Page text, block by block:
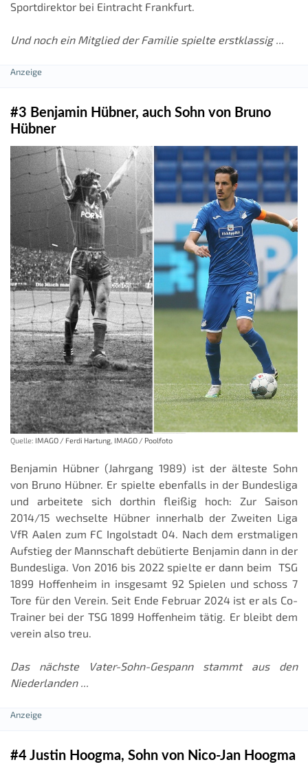
Sportdirektor bei Eintracht Frankfurt.
Und noch ein Mitglied der Familie spielte erstklassig ...
#3 Benjamin Hübner, auch Sohn von Bruno
Hübner
Quelle: IMAGO / Ferdi Hartung, IMAGO / Poolfoto
Benjamin Hübner (Jahrgang 1989) ist der älteste Sohn
von Bruno Hübner. Er spielte ebenfalls in der Bundesliga
und arbeitete sich dorthin fleißig hoch: Zur Saison
2014/15 wechselte Hübner innerhalb der Zweiten Liga
VfR Aalen zum FC Ingolstadt 04. Nach dem erstmaligen
Aufstieg der Mannschaft debütierte Benjamin dann in der
Bundesliga. Von 2016 bis 2022 spielte er dann beim TSG
1899 Hoffenheim in insgesamt 92 Spielen und schoss 7
Tore für den Verein. Seit Ende Februar 2024 ist er als Co-
Trainer bei der TSG 1899 Hoffenheim tätig. Er bleibt dem
verein also treu.
Das nächste Vater-Sohn-Gespann stammt aus den
Niederlanden ...
#4 Justin Hoogma, Sohn von Nico-Jan Hoogma